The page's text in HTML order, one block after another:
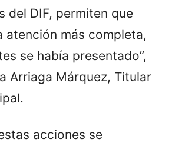
del DIF, permiten que
atención más completa,
se había presentado”,
Arriaga Márquez, Titular
acciones se